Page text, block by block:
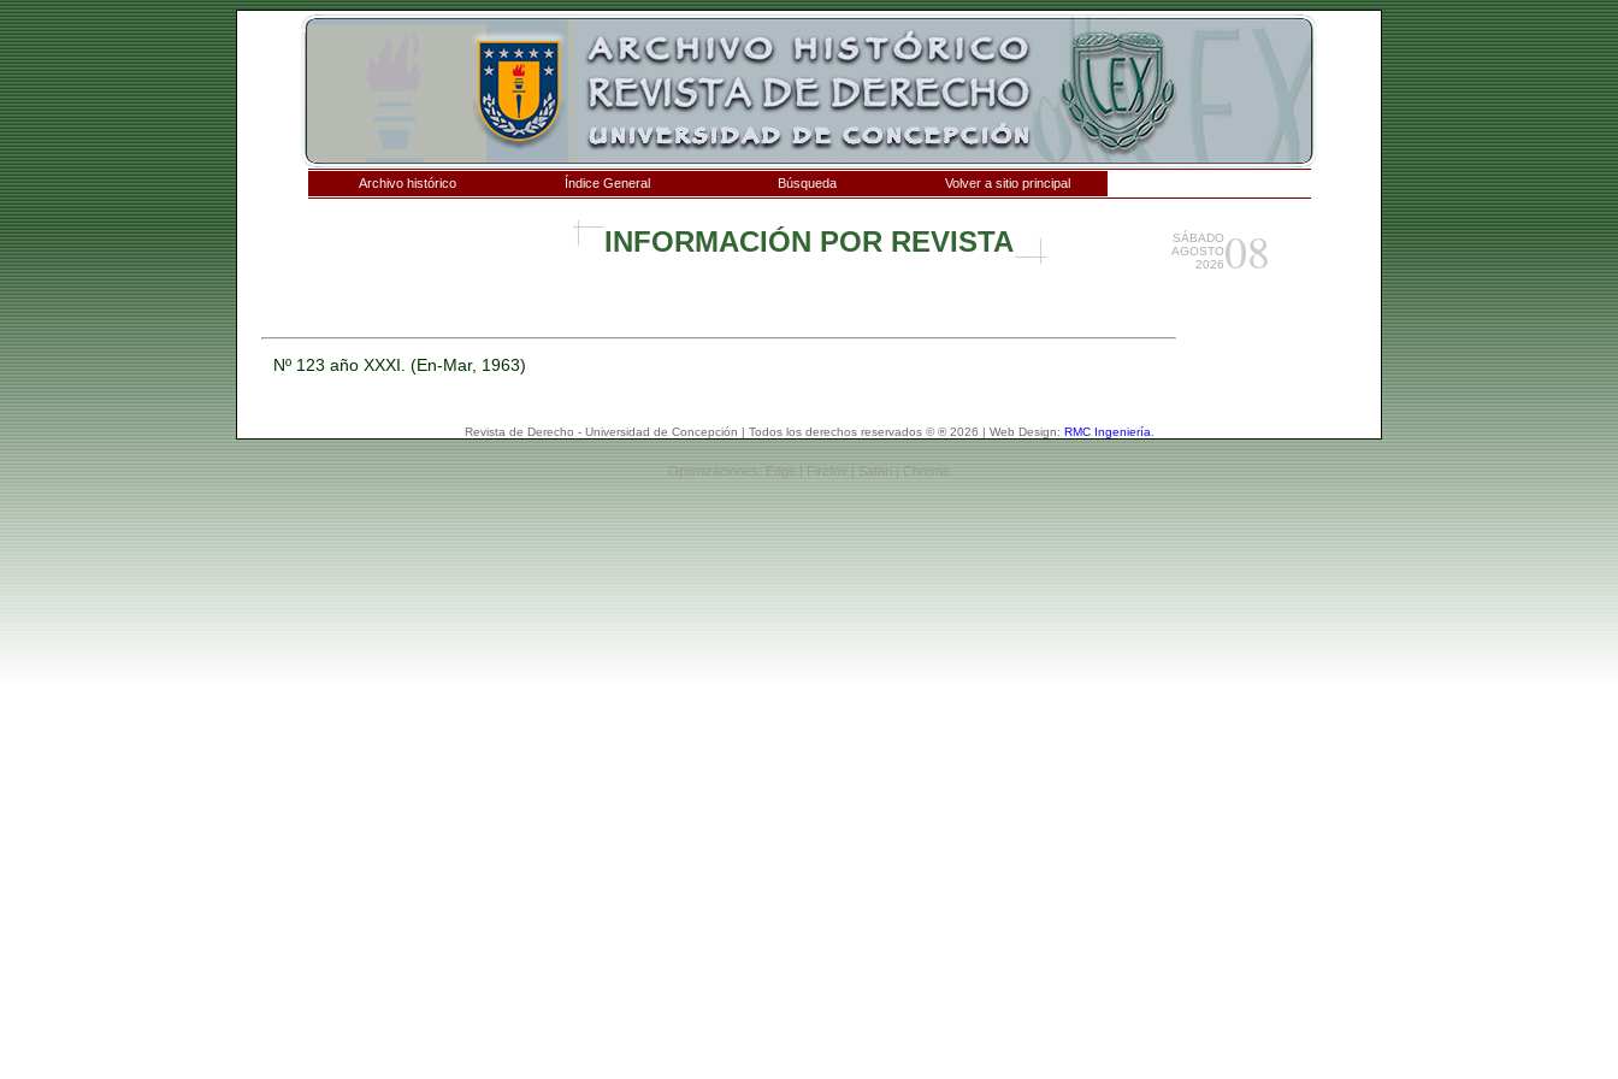
Archivo histórico Índice General Búsqueda Volver a sitio principal
SÁBADO
AGOSTO
202608
INFORMACIÓN POR REVISTA
Nº 123 año XXXI. (En-Mar, 1963)
Revista de Derecho - Universidad de Concepción | Todos los derechos reservados © ® 2026 | Web Design: RMC Ingeniería
Optimizaciones: Edge | Firefox | Safari | Chrome